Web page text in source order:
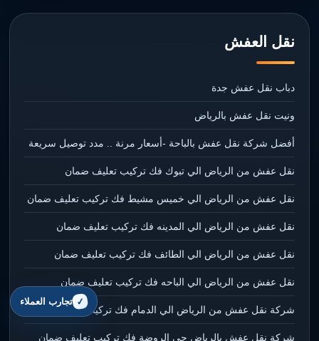
نقل العفش
دباب نقل عفش جدة
ونيت نقل عفش بالرياض
أفضل شركة نقل عفش بالباحة -أسعار مرنة .. مدد توصيل سريعة
نقل عفش من الرياض الي تبوك فك تركيب تعليف ضمان
نقل عفش من الرياض الي خميس مشيط فك تركيب تعليف ضمان
نقل عفش من الرياض الي المدينه فك تركيب تعليف ضمان
نقل عفش من الرياض الي الطائف فك تركيب تعليف ضمان
نقل عفش من الرياض الي الباحه فك تركيب تعليف ضمان
شركة نقل عفش من الرياض الي الدمام فك تركيب تعليف ضمان
شركة نقل عفش بالرياض حي الروضة فك تركيب تعليف ضمان
تجارب العملاء